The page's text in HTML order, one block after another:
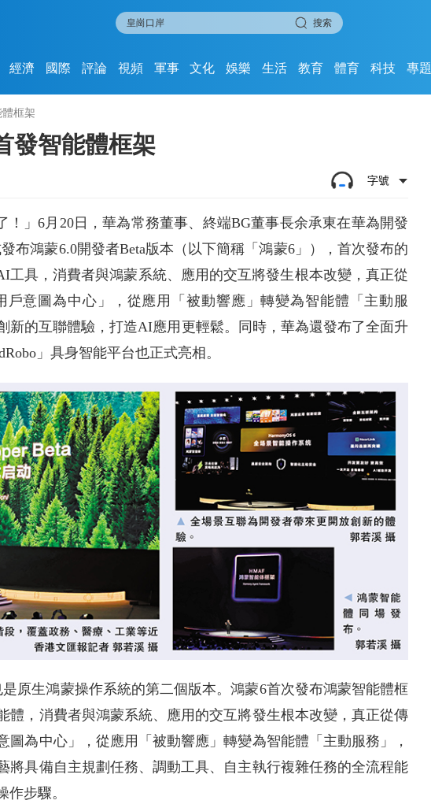
搜索
經濟 國際 評論 視頻 軍事 文化 娛樂 生活 教育 體育 科技 專題
框架
發智能體框架
字號
！」6月20日，華為常務董事、終端BG董事長余承東在華為開發
布鴻蒙6.0開發者Beta版本（以下簡稱「鴻蒙6」），首次發布的
工具，消費者與鴻蒙系統、應用的交互將發生根本改變，真正從
意圖為中心」，從應用「被動響應」轉變為智能體「主動服
新的互聯體驗，打造AI應用更輕鬆。同時，華為還發布了全面升
」具身智能平台也正式亮相。
原生鴻蒙操作系統的第二個版本。鴻蒙6首次發布鴻蒙智能體框
體，消費者與鴻蒙系統、應用的交互將發生根本改變，真正從傳
為中心」，從應用「被動響應」轉變為智能體「主動服務」，
將具備自主規劃任務、調動工具、自主執行複雜任務的全流程能
步驟。